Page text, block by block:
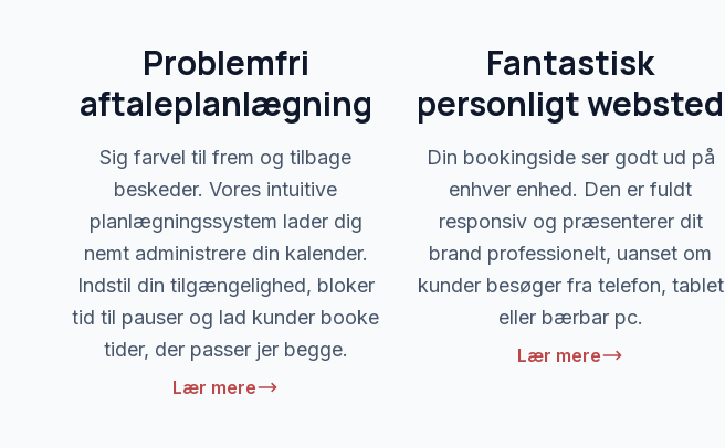
Problemfri
aftaleplanlægning
Sig farvel til frem og tilbage
beskeder. Vores intuitive
planlægningssystem lader dig
nemt administrere din kalender.
Indstil din tilgængelighed, bloker
tid til pauser og lad kunder booke
tider, der passer jer begge.
Lær mere
Fantastisk
personligt websted
Din bookingside ser godt ud på
enhver enhed. Den er fuldt
responsiv og præsenterer dit
brand professionelt, uanset om
kunder besøger fra telefon, tablet
eller bærbar pc.
Lær mere